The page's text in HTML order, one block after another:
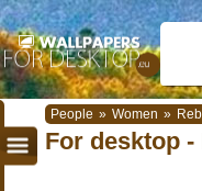
People » Women »
For desktop